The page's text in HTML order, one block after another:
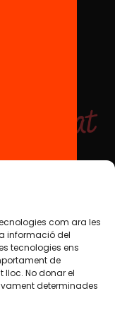
com ara les
informació del
tecnologies ens
de
No donar el
determinades